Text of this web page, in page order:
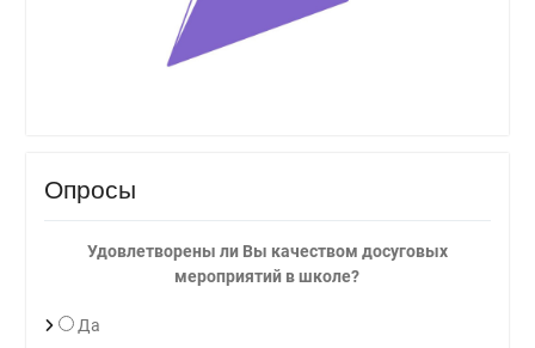
Опросы
Удовлетворены ли Вы качеством досуговых
мероприятий в школе?
Да